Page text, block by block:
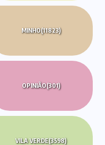
MINHO(11823)
OPINIÃO(301)
VILA VERDE(3598)